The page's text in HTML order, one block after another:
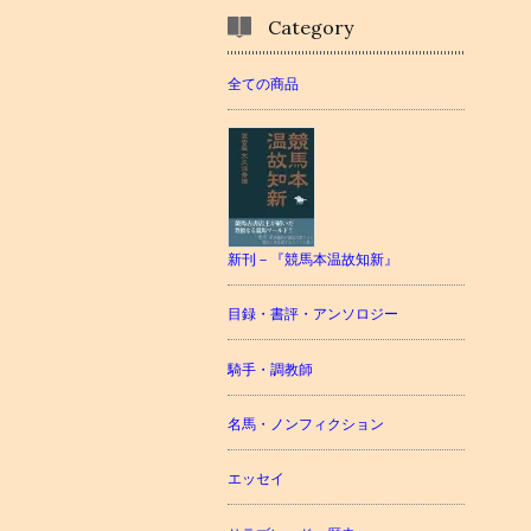
Category
全ての商品
新刊－『競馬本温故知新』
目録・書評・アンソロジー
騎手・調教師
名馬・ノンフィクション
エッセイ